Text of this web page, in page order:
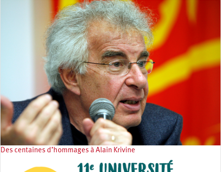
Des centaines d’hommages à Alain Krivine